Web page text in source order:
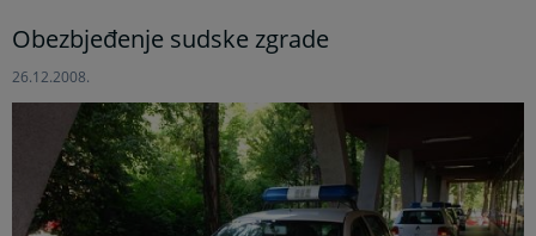
Obezbjeđenje sudske zgrade
26.12.2008.